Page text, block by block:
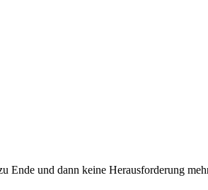
und dann keine Herausforderung